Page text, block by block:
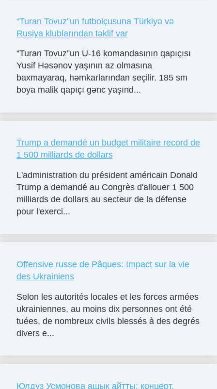
“Turan Tovuz”un futbolçusuna Türkiyə və
Rusiya klublarından təklif var
“Turan Tovuz”un U-16 komandasının qapıçısı
Yusif Həsənov yaşının az olmasına
baxmayaraq, həmkarlarından seçilir. 185 sm
boya malik qapıçı gənc yaşınd...
Trump a demandé un budget militaire record de
1 500 milliards de dollars
L'administration du président américain Donald
Trump a demandé au Congrès d'allouer 1 500
milliards de dollars au secteur de la défense
pour l'exerci...
Offensive russe de Pâques: Impact sur la vie
des Ukrainiens
Selon les autorités locales et les forces armées
ukrainiennes, au moins dix personnes ont été
tuées, de nombreux civils blessés à des degrés
divers e...
Юлдуз Усмонова ашық айтты: концерт,